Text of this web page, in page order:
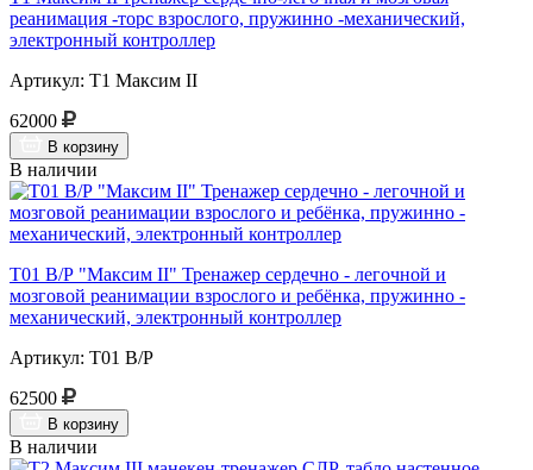
реанимация -торс взрослого, пружинно -механический,
электронный контроллер
Артикул: Т1 Максим II
62000
В корзину
В наличии
Т01 В/Р "Максим II" Тренажер сердечно - легочной и
мозговой реанимации взрослого и ребёнка, пружинно -
механический, электронный контроллер
Артикул: Т01 В/Р
62500
В корзину
В наличии